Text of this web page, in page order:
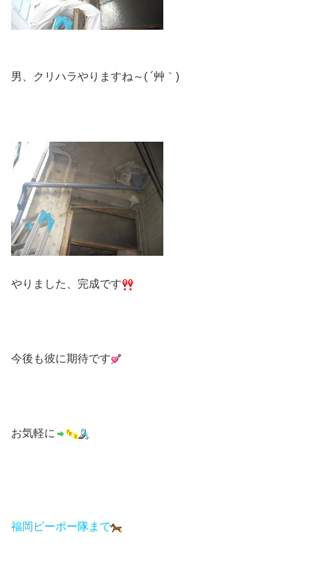
男、クリハラやりますね～( ´艸｀)
やりました、完成です
今後も彼に期待です
お気軽に
福岡ピーポー隊まで